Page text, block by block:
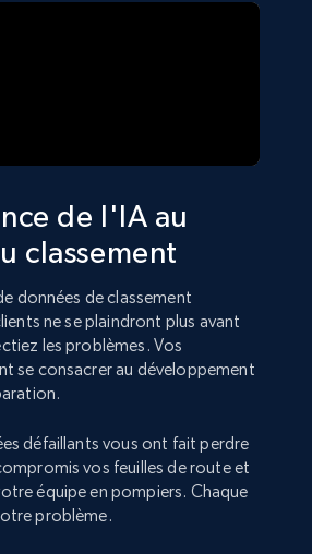
de l'IA au
classement
données de classement
ne se plaindront plus avant
les problèmes. Vos
se consacrer au développement
défaillants vous ont fait perdre
vos feuilles de route et
équipe en pompiers. Chaque
problème.